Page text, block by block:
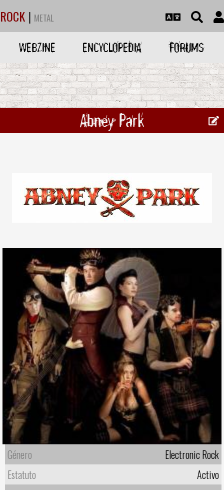
ROCK | METAL
WEBZINE ENCYCLOPEDIA FORUMS
Abney Park
Género
Electronic Rock
Estatuto
Activo